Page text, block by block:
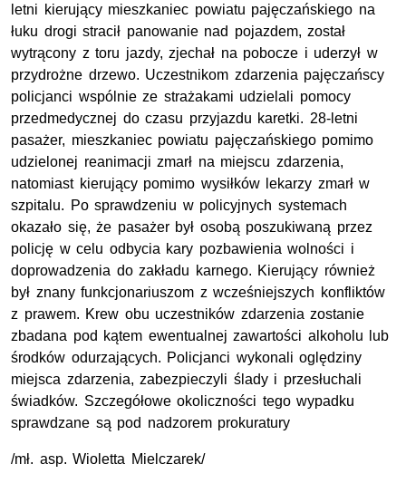
letni kierujący mieszkaniec powiatu pajęczańskiego na
łuku drogi stracił panowanie nad pojazdem, został
wytrącony z toru jazdy, zjechał na pobocze i uderzył w
przydrożne drzewo. Uczestnikom zdarzenia pajęczańscy
policjanci wspólnie ze strażakami udzielali pomocy
przedmedycznej do czasu przyjazdu karetki. 28-letni
pasażer, mieszkaniec powiatu pajęczańskiego pomimo
udzielonej reanimacji zmarł na miejscu zdarzenia,
natomiast kierujący pomimo wysiłków lekarzy zmarł w
szpitalu. Po sprawdzeniu w policyjnych systemach
okazało się, że pasażer był osobą poszukiwaną przez
policję w celu odbycia kary pozbawienia wolności i
doprowadzenia do zakładu karnego. Kierujący również
był znany funkcjonariuszom z wcześniejszych konfliktów
z prawem. Krew obu uczestników zdarzenia zostanie
zbadana pod kątem ewentualnej zawartości alkoholu lub
środków odurzających. Policjanci wykonali oględziny
miejsca zdarzenia, zabezpieczyli ślady i przesłuchali
świadków. Szczegółowe okoliczności tego wypadku
sprawdzane są pod nadzorem prokuratury
/mł. asp. Wioletta Mielczarek/